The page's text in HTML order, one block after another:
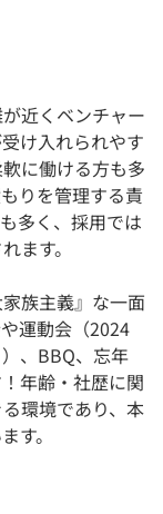
近くベンチャー
け入れられやす
に働ける方も多
りを管理する責
多く、採用では
ます。
族主義』な一面
運動会（2024
、BBQ、忘年
年齢・社歴に関
環境であり、本
す。